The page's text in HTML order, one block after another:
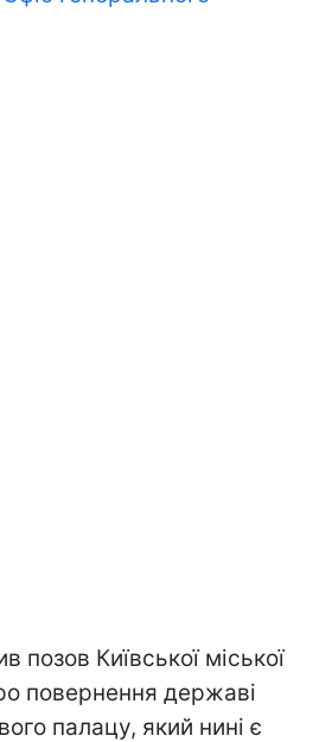
позов Київської міської
повернення державі
палацу, який нині є